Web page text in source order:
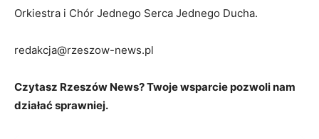
Orkiestra i Chór Jednego Serca Jednego Ducha.
redakcja@rzeszow-news.pl
Czytasz Rzeszów News? Twoje wsparcie pozwoli nam
działać sprawniej.